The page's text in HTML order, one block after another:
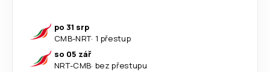
po 31 srp
CMB-NRT· 1 přestup
so 05 zář
NRT-CMB· bez přestupu